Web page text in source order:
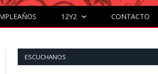
12Y2 CONTACTO
ESCUCHANOS